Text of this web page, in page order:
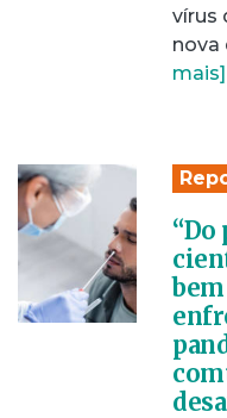
vírus
nova
mais]
“Do